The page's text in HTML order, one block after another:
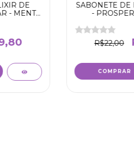
DE
- MENTE
SABONETE DE
-
R$22,00